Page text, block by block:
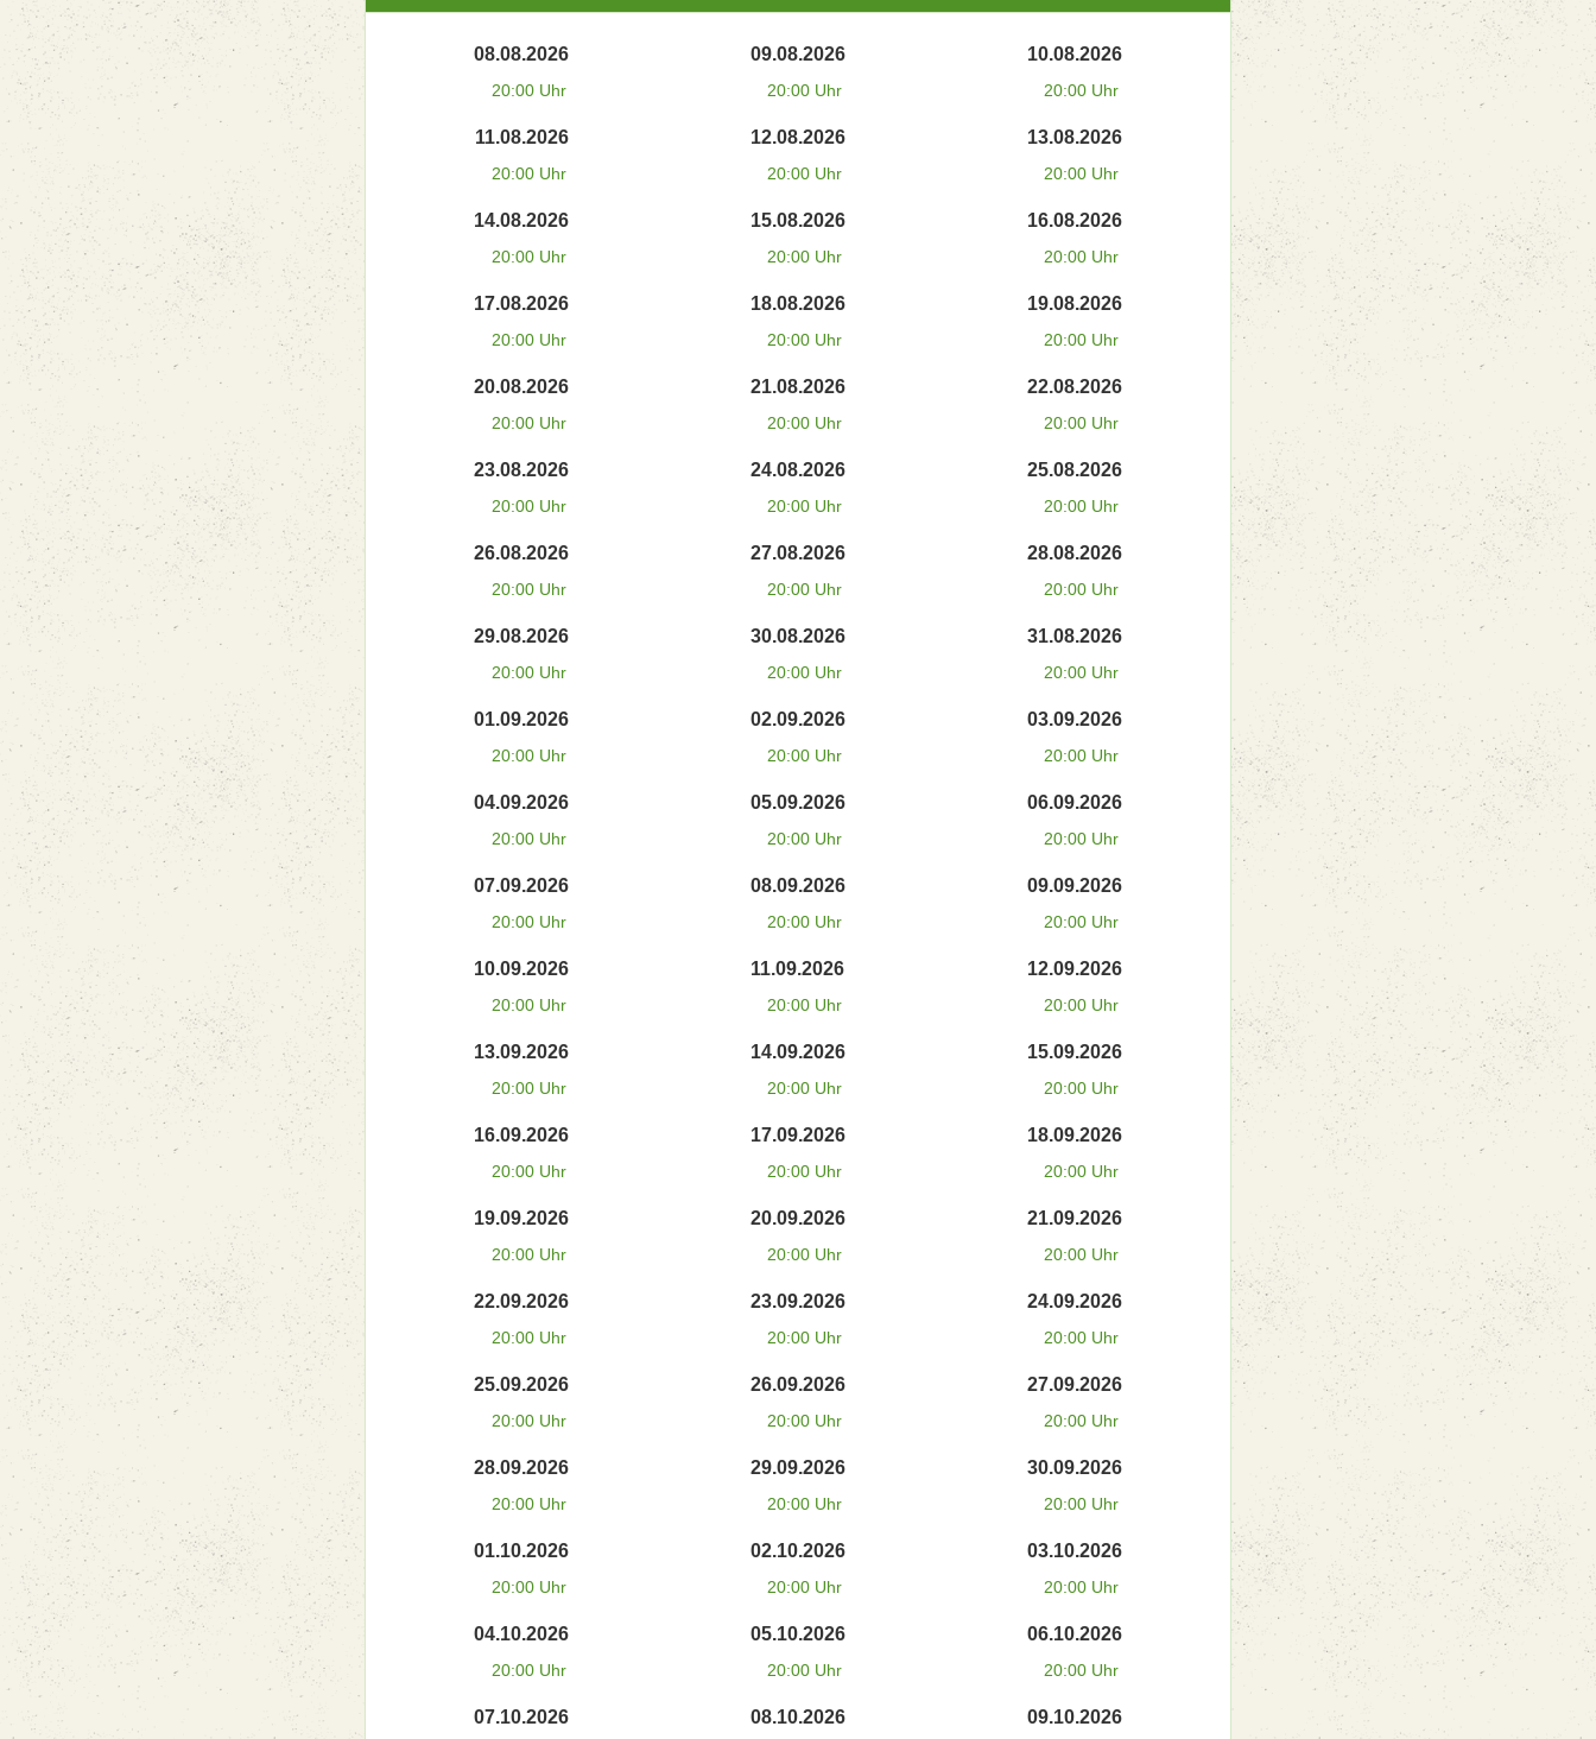
08.08.2026
20:00 Uhr
09.08.2026
20:00 Uhr
10.08.2026
20:00 Uhr
11.08.2026
20:00 Uhr
12.08.2026
20:00 Uhr
13.08.2026
20:00 Uhr
14.08.2026
20:00 Uhr
15.08.2026
20:00 Uhr
16.08.2026
20:00 Uhr
17.08.2026
20:00 Uhr
18.08.2026
20:00 Uhr
19.08.2026
20:00 Uhr
20.08.2026
20:00 Uhr
21.08.2026
20:00 Uhr
22.08.2026
20:00 Uhr
23.08.2026
20:00 Uhr
24.08.2026
20:00 Uhr
25.08.2026
20:00 Uhr
26.08.2026
20:00 Uhr
27.08.2026
20:00 Uhr
28.08.2026
20:00 Uhr
29.08.2026
20:00 Uhr
30.08.2026
20:00 Uhr
31.08.2026
20:00 Uhr
01.09.2026
20:00 Uhr
02.09.2026
20:00 Uhr
03.09.2026
20:00 Uhr
04.09.2026
20:00 Uhr
05.09.2026
20:00 Uhr
06.09.2026
20:00 Uhr
07.09.2026
20:00 Uhr
08.09.2026
20:00 Uhr
09.09.2026
20:00 Uhr
10.09.2026
20:00 Uhr
11.09.2026
20:00 Uhr
12.09.2026
20:00 Uhr
13.09.2026
20:00 Uhr
14.09.2026
20:00 Uhr
15.09.2026
20:00 Uhr
16.09.2026
20:00 Uhr
17.09.2026
20:00 Uhr
18.09.2026
20:00 Uhr
19.09.2026
20:00 Uhr
20.09.2026
20:00 Uhr
21.09.2026
20:00 Uhr
22.09.2026
20:00 Uhr
23.09.2026
20:00 Uhr
24.09.2026
20:00 Uhr
25.09.2026
20:00 Uhr
26.09.2026
20:00 Uhr
27.09.2026
20:00 Uhr
28.09.2026
20:00 Uhr
29.09.2026
20:00 Uhr
30.09.2026
20:00 Uhr
01.10.2026
20:00 Uhr
02.10.2026
20:00 Uhr
03.10.2026
20:00 Uhr
04.10.2026
20:00 Uhr
05.10.2026
20:00 Uhr
06.10.2026
20:00 Uhr
07.10.2026 08.10.2026 09.10.2026